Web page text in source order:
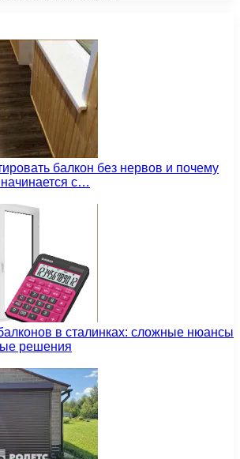
балкон без нервов и почему
с…
в сталинках: сложные нюансы
решения